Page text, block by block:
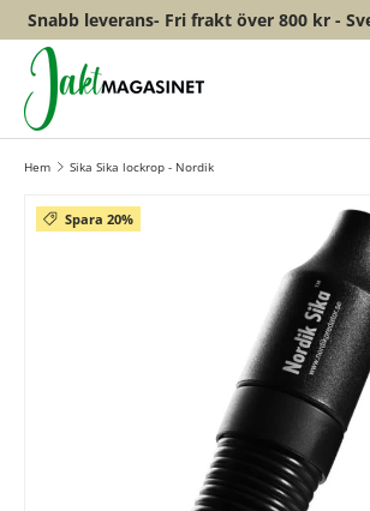
HOPPA TILL INNEHÅLL
Snabb leverans- Fri frakt över 800 kr -
Hem Sika Sika lockrop - Nordik
Spara 20%